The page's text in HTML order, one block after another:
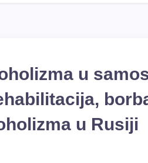
u
u Rusiji